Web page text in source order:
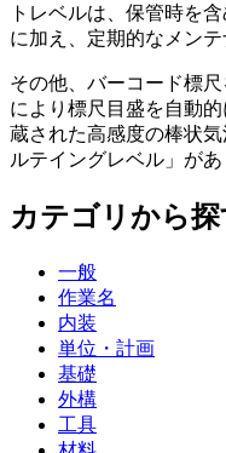
トレベルは、保管時を
に加え、定期的なメンテ
その他、バーコード標
により標尺目盛を自動
蔵された高感度の棒状
ルテイングレベル」があ
カテゴリから探
一般
作業名
内装
単位・計画
基礎
外構
工具